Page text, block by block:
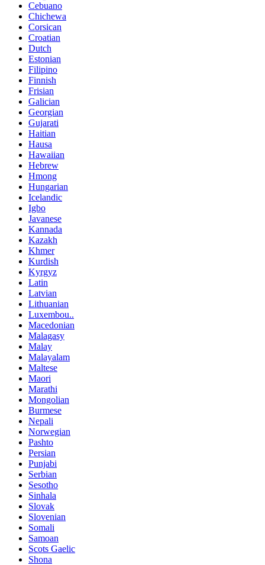
Cebuano
Chichewa
Corsican
Croatian
Dutch
Estonian
Filipino
Finnish
Frisian
Galician
Georgian
Gujarati
Haitian
Hausa
Hawaiian
Hebrew
Hmong
Hungarian
Icelandic
Igbo
Javanese
Kannada
Kazakh
Khmer
Kurdish
Kyrgyz
Latin
Latvian
Lithuanian
Luxembou..
Macedonian
Malagasy
Malay
Malayalam
Maltese
Maori
Marathi
Mongolian
Burmese
Nepali
Norwegian
Pashto
Persian
Punjabi
Serbian
Sesotho
Sinhala
Slovak
Slovenian
Somali
Samoan
Scots Gaelic
Shona